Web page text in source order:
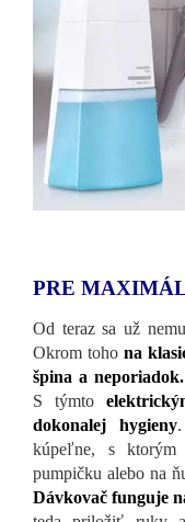
PRE
Od teraz sa už
Okrom tohona
špina a neporiadok.
S týmto
dokonalej hygieny.
kúpeľne, s ktorým
pumpičku alebo na
Dávkovač funguje